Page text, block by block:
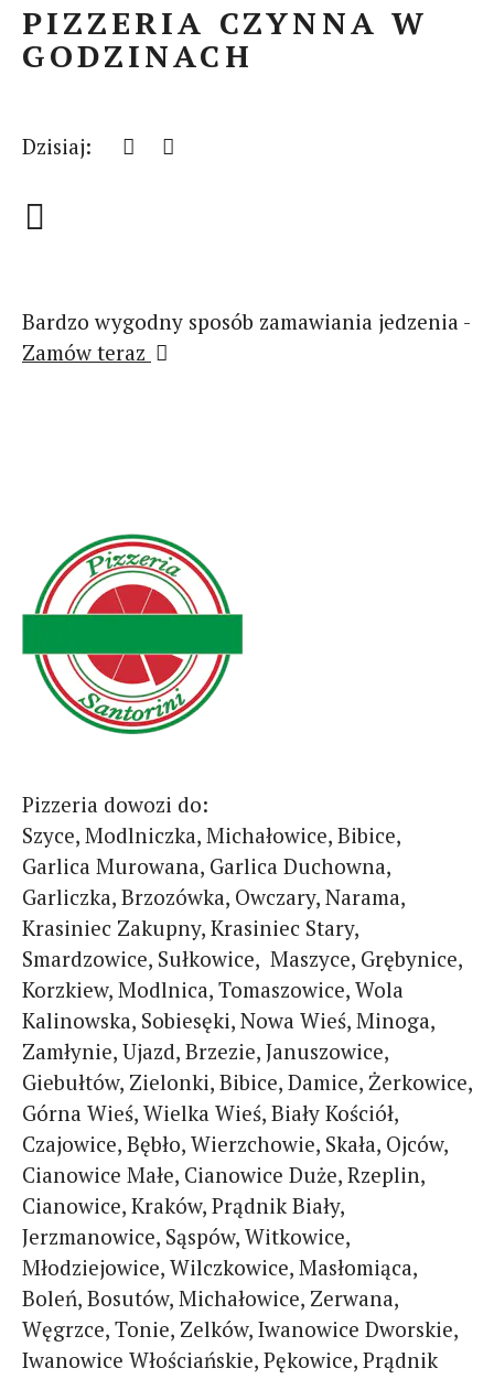
PIZZERIA CZYNNA W
GODZINACH
Dzisiaj:
Bardzo wygodny sposób zamawiania jedzenia -
Zamów teraz
Pizzeria dowozi do:
Szyce, Modlniczka, Michałowice, Bibice,
Garlica Murowana, Garlica Duchowna,
Garliczka, Brzozówka, Owczary, Narama,
Krasiniec Zakupny, Krasiniec Stary,
Smardzowice, Sułkowice, Maszyce, Grębynice,
Korzkiew, Modlnica, Tomaszowice, Wola
Kalinowska, Sobiesęki, Nowa Wieś, Minoga,
Zamłynie, Ujazd, Brzezie, Januszowice,
Giebułtów, Zielonki, Bibice, Damice, Żerkowice,
Górna Wieś, Wielka Wieś, Biały Kościół,
Czajowice, Bębło, Wierzchowie, Skała, Ojców,
Cianowice Małe, Cianowice Duże, Rzeplin,
Cianowice, Kraków, Prądnik Biały,
Jerzmanowice, Sąspów, Witkowice,
Młodziejowice, Wilczkowice, Masłomiąca,
Boleń, Bosutów, Michałowice, Zerwana,
Węgrzce, Tonie, Zelków, Iwanowice Dworskie,
Iwanowice Włościańskie, Pękowice, Prądnik